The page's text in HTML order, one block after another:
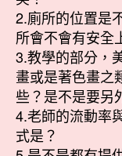
2.廁所的位置是
所會不會有安全
3.教學的部分，
畫或是著色畫之
些？是不是要另
4.老師的流動率
式是？